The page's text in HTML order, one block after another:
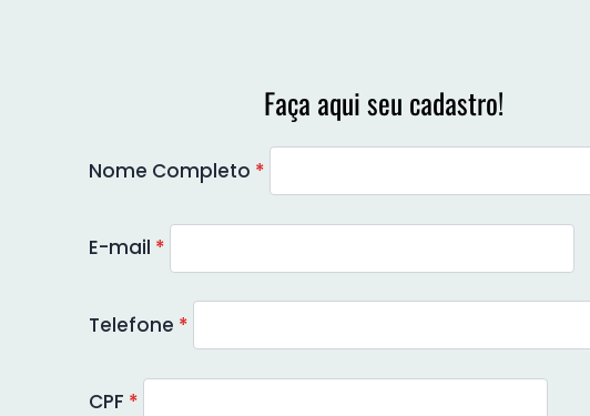
Faça aqui seu cadastro!
Nome Completo *
E-mail *
Telefone *
CPF *